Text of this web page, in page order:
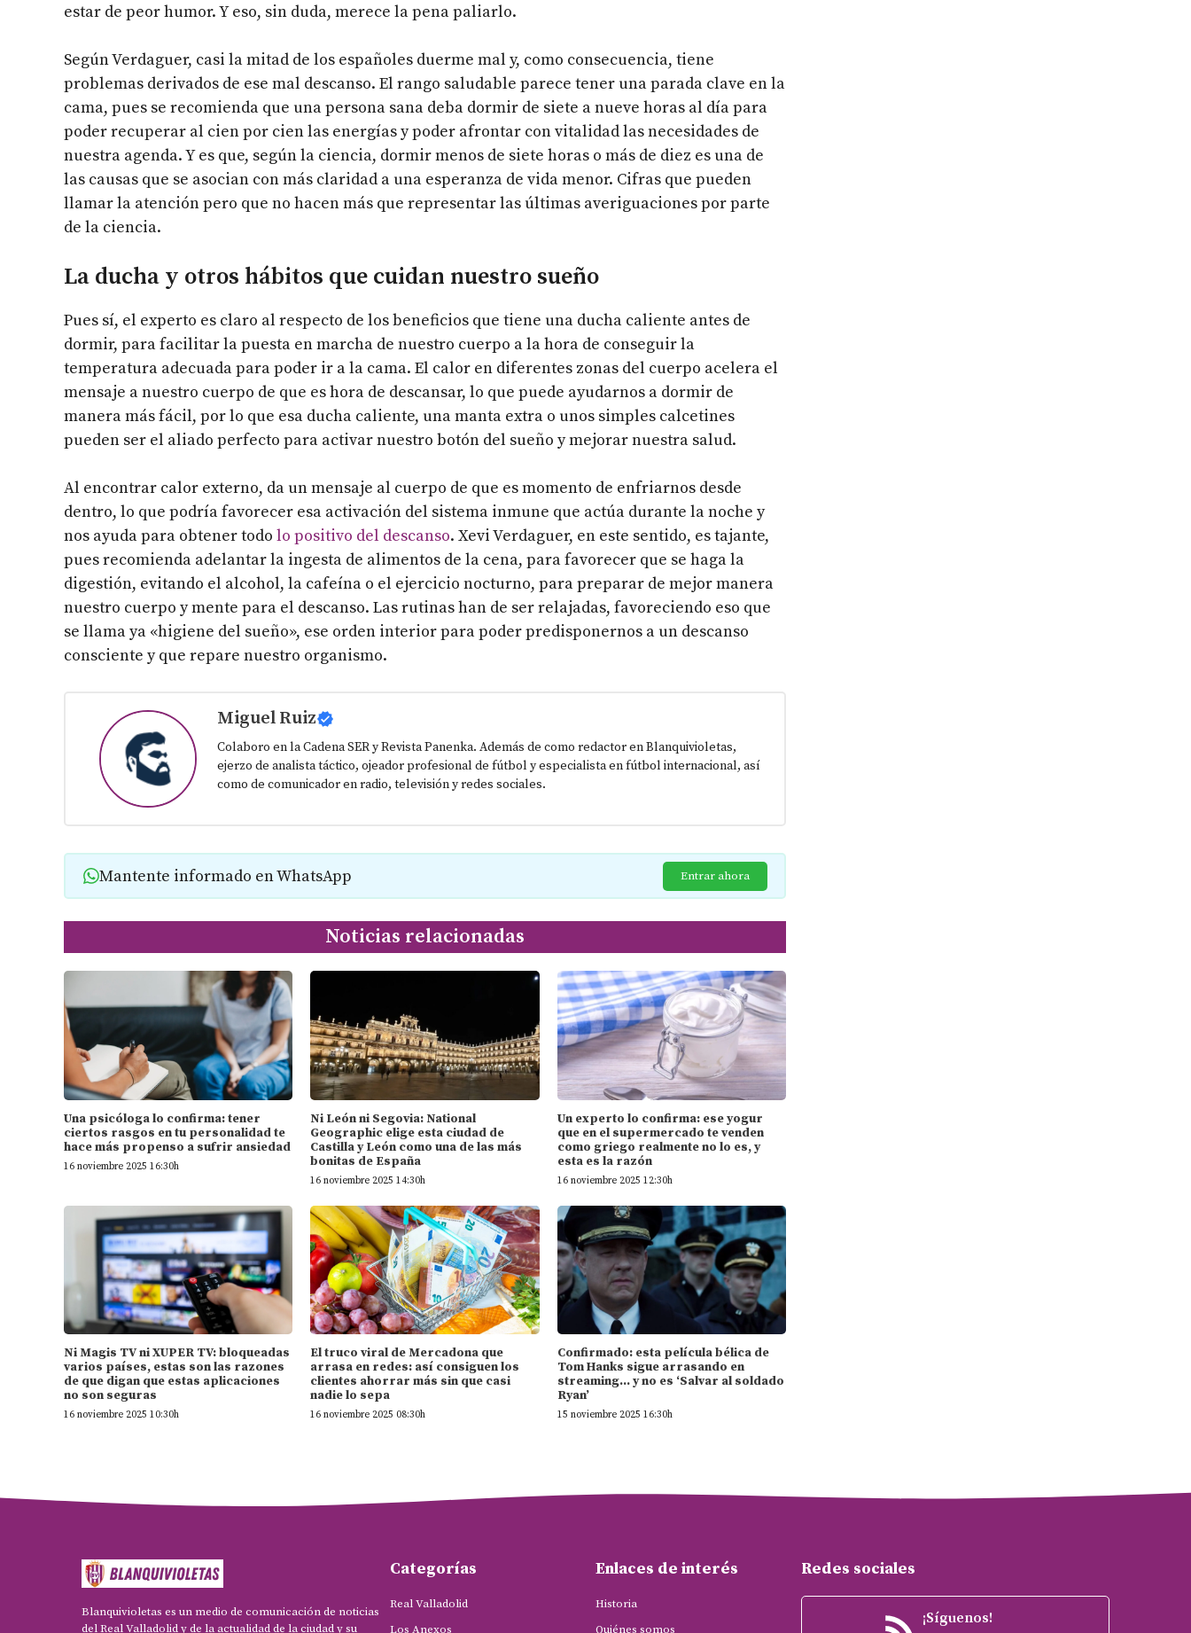
estar de peor humor. Y eso, sin duda, merece la pena paliarlo.
Según Verdaguer, casi la mitad de los españoles duerme mal y, como consecuencia, tiene
problemas derivados de ese mal descanso. El rango saludable parece tener una parada clave en la
cama, pues se recomienda que una persona sana deba dormir de siete a nueve horas al día para
poder recuperar al cien por cien las energías y poder afrontar con vitalidad las necesidades de
nuestra agenda. Y es que, según la ciencia, dormir menos de siete horas o más de diez es una de
las causas que se asocian con más claridad a una esperanza de vida menor. Cifras que pueden
llamar la atención pero que no hacen más que representar las últimas averiguaciones por parte
de la ciencia.
La ducha y otros hábitos que cuidan nuestro sueño
Pues sí, el experto es claro al respecto de los beneficios que tiene una ducha caliente antes de
dormir, para facilitar la puesta en marcha de nuestro cuerpo a la hora de conseguir la
temperatura adecuada para poder ir a la cama. El calor en diferentes zonas del cuerpo acelera el
mensaje a nuestro cuerpo de que es hora de descansar, lo que puede ayudarnos a dormir de
manera más fácil, por lo que esa ducha caliente, una manta extra o unos simples calcetines
pueden ser el aliado perfecto para activar nuestro botón del sueño y mejorar nuestra salud.
Al encontrar calor externo, da un mensaje al cuerpo de que es momento de enfriarnos desde
dentro, lo que podría favorecer esa activación del sistema inmune que actúa durante la noche y
nos ayuda para obtener todo lo positivo del descanso. Xevi Verdaguer, en este sentido, es tajante,
pues recomienda adelantar la ingesta de alimentos de la cena, para favorecer que se haga la
digestión, evitando el alcohol, la cafeína o el ejercicio nocturno, para preparar de mejor manera
nuestro cuerpo y mente para el descanso. Las rutinas han de ser relajadas, favoreciendo eso que
se llama ya «higiene del sueño», ese orden interior para poder predisponernos a un descanso
consciente y que repare nuestro organismo.
Miguel Ruiz
Colaboro en la Cadena SER y Revista Panenka. Además de como redactor en Blanquivioletas,
ejerzo de analista táctico, ojeador profesional de fútbol y especialista en fútbol internacional, así
como de comunicador en radio, televisión y redes sociales.
Mantente informado en WhatsApp Entrar ahora
Noticias relacionadas
Una psicóloga lo confirma: tener
ciertos rasgos en tu personalidad te
hace más propenso a sufrir ansiedad
16 noviembre 2025 16:30h
Ni León ni Segovia: National
Geographic elige esta ciudad de
Castilla y León como una de las más
bonitas de España
16 noviembre 2025 14:30h
Un experto lo confirma: ese yogur
que en el supermercado te venden
como griego realmente no lo es, y
esta es la razón
16 noviembre 2025 12:30h
Ni Magis TV ni XUPER TV: bloqueadas
varios países, estas son las razones
de que digan que estas aplicaciones
no son seguras
16 noviembre 2025 10:30h
El truco viral de Mercadona que
arrasa en redes: así consiguen los
clientes ahorrar más sin que casi
nadie lo sepa
16 noviembre 2025 08:30h
Confirmado: esta película bélica de
Tom Hanks sigue arrasando en
streaming… y no es ‘Salvar al soldado
Ryan’
15 noviembre 2025 16:30h
Blanquivioletas es un medio de comunicación de noticias
del Real Valladolid y de la actualidad de la ciudad y su
Categorías
Real Valladolid
Los Anexos
Enlaces de interés
Historia
Quiénes somos
Redes sociales
¡Síguenos!